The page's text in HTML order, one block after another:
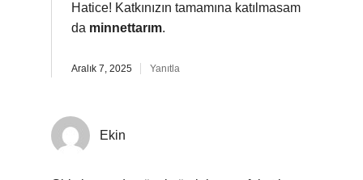
Hatice! Katkınızın tamamına katılmasam
da minnettarım.
Aralık 7, 2025 Yanıtla
Ekin